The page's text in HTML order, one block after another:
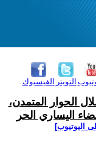
الفيسبوك التويتر
الحوار المتمدن،
اليساري الحر
اليوتيوب]